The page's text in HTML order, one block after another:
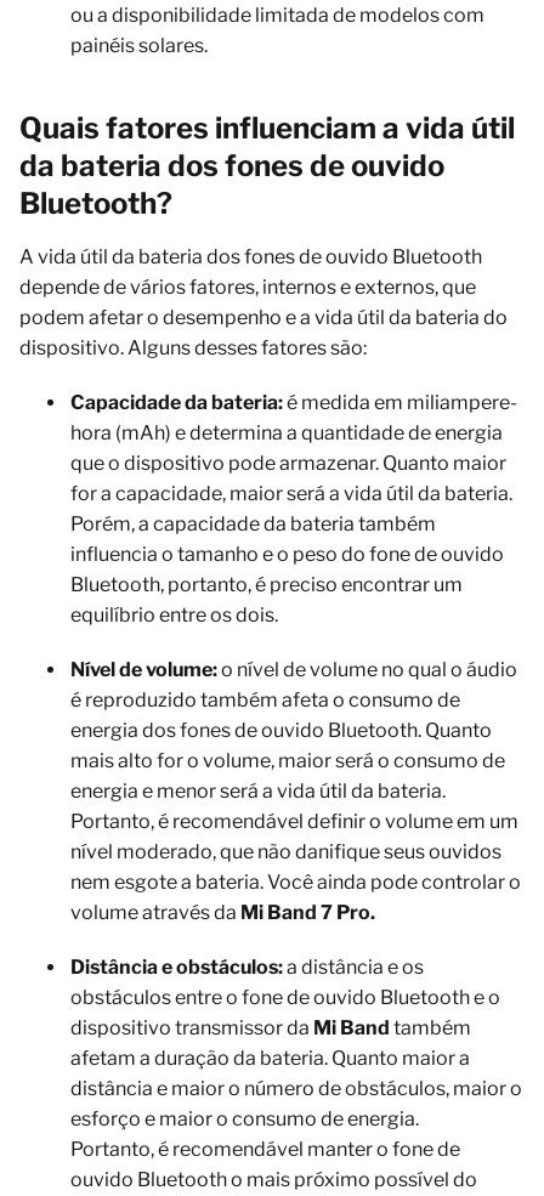
ou a disponibilidade limitada de modelos com
painéis solares.
Quais fatores influenciam a vida útil
da bateria dos fones de ouvido
Bluetooth?
A vida útil da bateria dos fones de ouvido Bluetooth
depende de vários fatores, internos e externos, que
podem afetar o desempenho e a vida útil da bateria do
dispositivo. Alguns desses fatores são:
Capacidade da bateria:é medida em miliampere-
hora (mAh) e determina a quantidade de energia
que o dispositivo pode armazenar. Quanto maior
for a capacidade, maior será a vida útil da bateria.
Porém, a capacidade da bateria também
influencia o tamanho e o peso do fone de ouvido
Bluetooth, portanto, é preciso encontrar um
equilíbrio entre os dois.
Nível de volume:o nível de volume no qual o áudio
é reproduzido também afeta o consumo de
energia dos fones de ouvido Bluetooth. Quanto
mais alto for o volume, maior será o consumo de
energia e menor será a vida útil da bateria.
Portanto, é recomendável definir o volume em um
nível moderado, que não danifique seus ouvidos
nem esgote a bateria. Você ainda pode controlar o
volume através da Mi Band 7 Pro.
Distância e obstáculos:a distância e os
obstáculos entre o fone de ouvido Bluetooth e o
dispositivo transmissor da Mi Band também
afetam a duração da bateria. Quanto maior a
distância e maior o número de obstáculos, maior o
esforço e maior o consumo de energia.
Portanto, é recomendável manter o fone de
ouvido Bluetooth o mais próximo possível do